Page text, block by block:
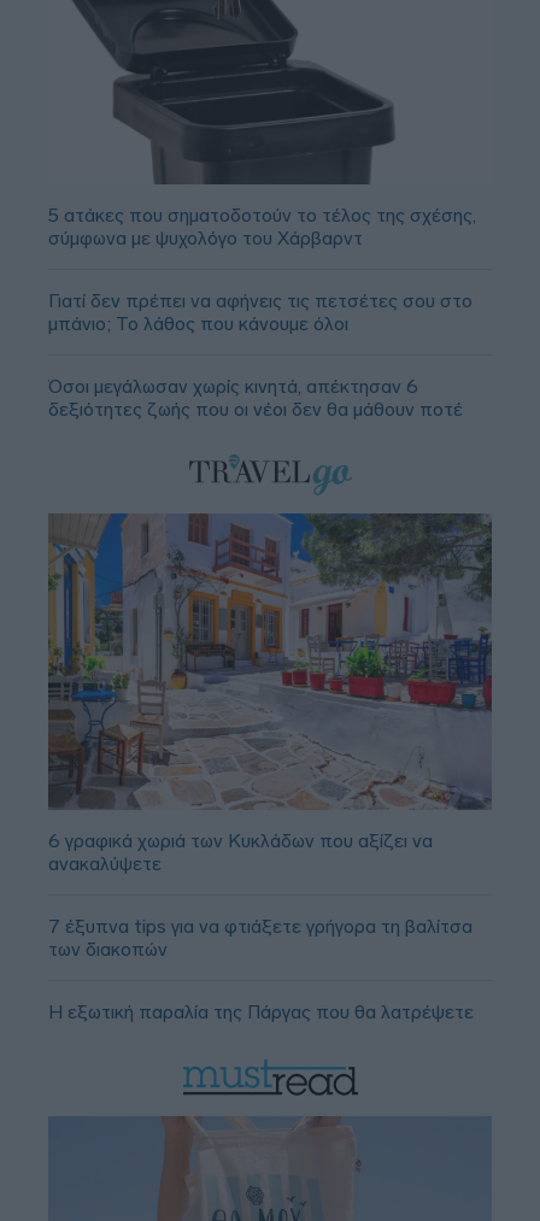
5 ατάκες που σηματοδοτούν το τέλος της σχέσης,
σύμφωνα με ψυχολόγο του Χάρβαρντ
Γιατί δεν πρέπει να αφήνεις τις πετσέτες σου στο
μπάνιο; Το λάθος που κάνουμε όλοι
Όσοι μεγάλωσαν χωρίς κινητά, απέκτησαν 6
δεξιότητες ζωής που οι νέοι δεν θα μάθουν ποτέ
6 γραφικά χωριά των Κυκλάδων που αξίζει να
ανακαλύψετε
7 έξυπνα tips για να φτιάξετε γρήγορα τη βαλίτσα
των διακοπών
Η εξωτική παραλία της Πάργας που θα λατρέψετε